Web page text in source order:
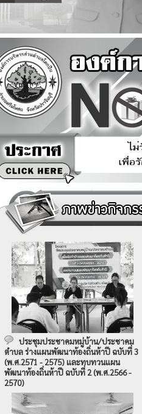
ประชุมประชาคมหมู่บ้าน/ประชาคม
ตำบล ร่างแผนพัฒนาท้องถิ่นห้าปี ฉบับที่ 3
(พ.ศ.2571 - 2575) และทบทวนแผน
พัฒนาท้องถิ่นห้าปี ฉบับที่ 2 (พ.ศ.2566 -
2570)